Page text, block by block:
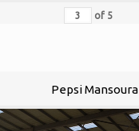
of 5
Pepsi Mansoura